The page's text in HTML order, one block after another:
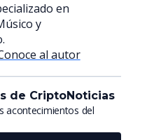
en
y
al autor
de CriptoNoticias
acontecimientos del